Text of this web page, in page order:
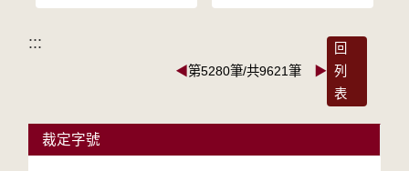
:::
◀第5280筆/共9621筆 ▶
回
列
表
裁定字號